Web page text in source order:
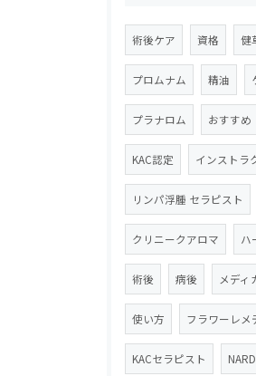
術後ケア 資格 健
プロムナム 精油
プラナロム おすすめ
KAC認定 インストラ
リンパ浮腫 セラピスト
クリニークアロマ ハ
術後 病後 メディ
使い方 フラワーレメ
KACセラピスト